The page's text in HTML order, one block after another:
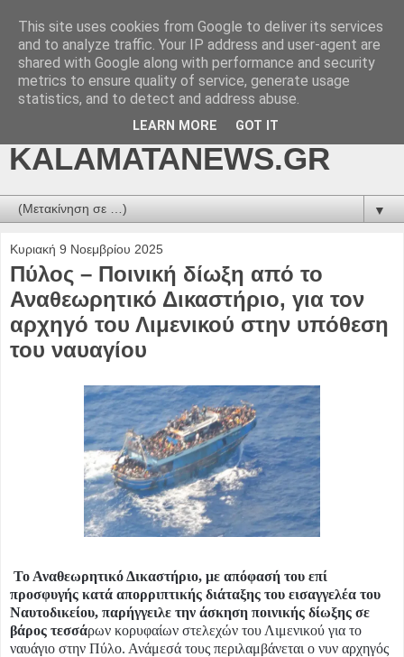
kalamatanews.gr -
ΜΕΣΣΗΝΙΑΚΑ ΝΕΑ
ONLINE-
KALAMATANEWS.GR
▼
Κυριακή 9 Νοεμβρίου 2025
Πύλος – Ποινική δίωξη από το
Αναθεωρητικό Δικαστήριο, για τον
αρχηγό του Λιμενικού στην υπόθεση
του ναυαγίου
Το Αναθεωρητικό Δικαστήριο, με απόφασή του επί
προσφυγής κατά απορριπτικής διάταξης του εισαγγελέα του
Ναυτοδικείου, παρήγγειλε την άσκηση ποινικής δίωξης σε
βάρος τεσσάρων κορυφαίων στελεχών του Λιμενικού για το
ναυάγιο στην Πύλο. Ανάμεσά τους περιλαμβάνεται ο νυν αρχηγός
This site uses cookies from Google to deliver its services
and to analyze traffic. Your IP address and user-agent are
shared with Google along with performance and security
metrics to ensure quality of service, generate usage
statistics, and to detect and address abuse.
LEARN MORE GOT IT